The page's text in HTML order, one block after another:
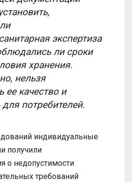
экспертиза
ли сроки
хранения.
нельзя
ее качество и
для потребителей.
индивидуальные
получили
о недопустимости
требований